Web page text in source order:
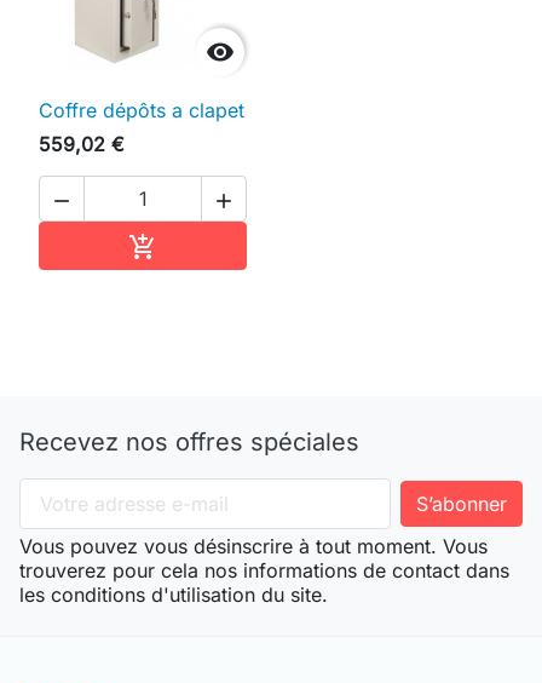

Coffre dépôts a clapet
559,02 €
 

Recevez nos offres spéciales
Vous pouvez vous désinscrire à tout moment. Vous
trouverez pour cela nos informations de contact dans
les conditions d'utilisation du site.